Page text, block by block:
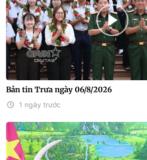
Bản tin Trưa ngày 06/8/2026
1 ngày trước